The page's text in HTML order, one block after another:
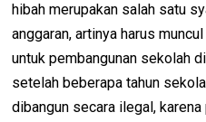
hibah merupakan salah satu
anggaran, artinya harus
untuk pembangunan sekolah
setelah beberapa tahun
dibangun secara ilegal, karena